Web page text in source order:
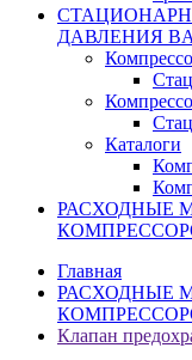
ДАВЛЕНИЯ
Каталоги
РАСХОДНЫЕ
Главная
РАСХОДНЫЕ
Клапан